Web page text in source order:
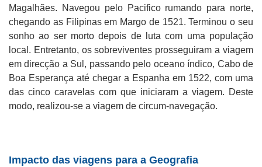
Magalhães. Navegou pelo Pacifico rumando para norte,
chegando as Filipinas em Margo de 1521. Terminou o seu
sonho ao ser morto depois de luta com uma população
local. Entretanto, os sobreviventes prosseguiram a viagem
em direcção a Sul, passando pelo oceano índico, Cabo de
Boa Esperança até chegar a Espanha em 1522, com uma
das cinco caravelas com que iniciaram a viagem. Deste
modo, realizou-se a viagem de circum-navegação.
Impacto das viagens para a Geografia